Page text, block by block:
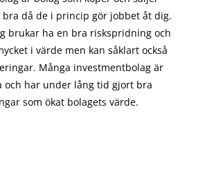
bra då de i princip görjobbet åt dig.
brukar ha en bra riskspridning och
i värde men kan såklart också
Många investmentbolag är
och har under lång tid gjort bra
som ökat bolagets värde.